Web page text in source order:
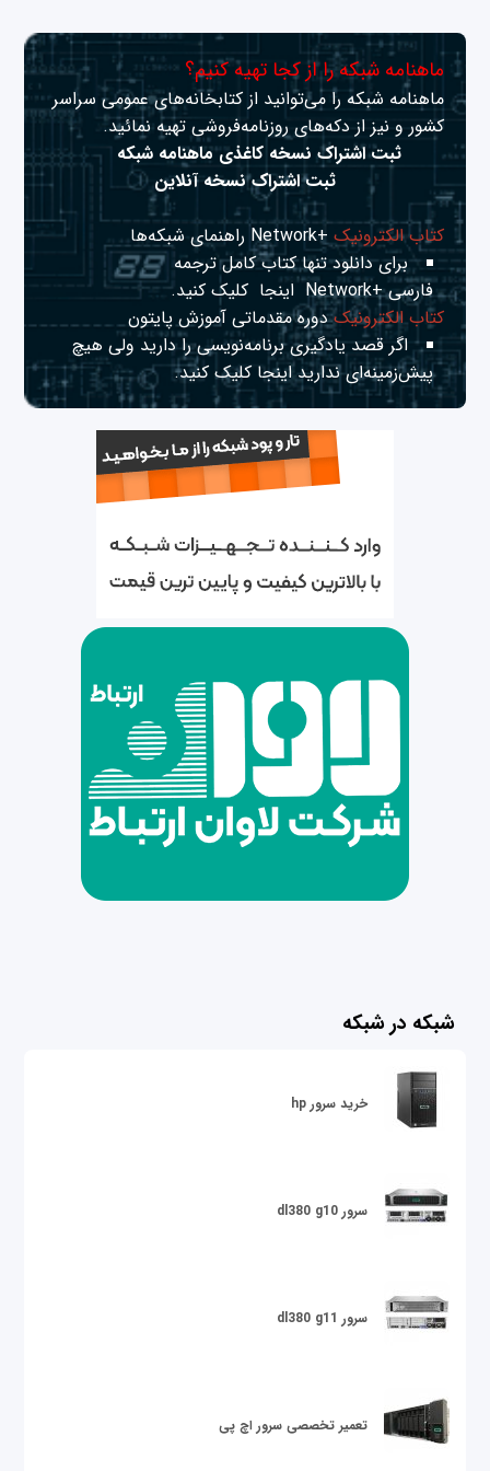
ماهنامه شبکه را از کجا تهیه کنیم؟
ماهنامه شبکه را می‌توانید از کتابخانه‌های عمومی سراسر
کشور و نیز از دکه‌های روزنامه‌فروشی تهیه نمائید.
ثبت اشتراک نسخه کاغذی ماهنامه شبکه
ثبت اشتراک نسخه آنلاین
کتاب الکترونیک+Network راهنمای شبکه‌ها
برای دانلود تنها کتاب کامل ترجمه
فارسی +Network
اینجا کلیک کنید.
کتاب الکترونیکدوره مقدماتی آموزش پایتون
اگر قصد یادگیری برنامه‌نویسی را دارید ولی هیچ
پیش‌زمینه‌ای نداریداینجا کلیک کنید.
شبکه در شبکه
خرید سرور hp
سرور dl380 g10
سرور dl380 g11
تعمیر تخصصی سرور اچ پی